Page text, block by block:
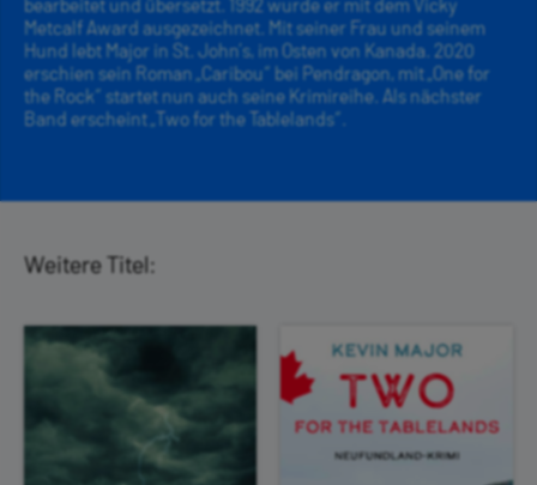
Metcalf Award ausgezeichnet. Mit seiner Frau und seinem
Hund lebt Major in St. John’s, im Osten von Kanada. 2020
erschien sein Roman „Caribou“ bei Pendragon, mit „One for
the Rock“ startet nun auch seine Krimireihe. Als nächster
Band erscheint „Two for the Tablelands“.
Weitere Titel: